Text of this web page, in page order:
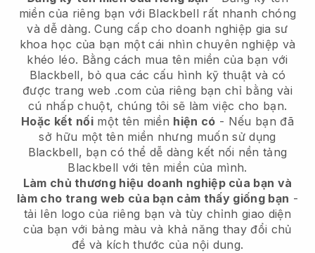
miền của riêng bạn với Blackbell rất nhanh chóng
và dễ dàng. Cung cấp cho doanh nghiệp gia sư
khoa học của bạn một cái nhìn chuyên nghiệp và
khéo léo. Bằng cách mua tên miền của bạn với
Blackbell, bỏ qua các cấu hình kỹ thuật và có
được trang web .com của riêng bạn chỉ bằng vài
cú nhấp chuột, chúng tôi sẽ làm việc cho bạn.
Hoặc kết nốimột tên miền hiện có - Nếu bạn đã
sở hữu một tên miền nhưng muốn sử dụng
Blackbell, bạn có thể dễ dàng kết nối nền tảng
Blackbell với tên miền của mình.
Làm chủ thương hiệu doanh nghiệp của bạn và
làm cho trang web của bạn cảm thấy giống bạn -
tải lên logo của riêng bạn và tùy chỉnh giao diện
của bạn với bảng màu và khả năng thay đổi chủ
đề và kích thước của nội dung.